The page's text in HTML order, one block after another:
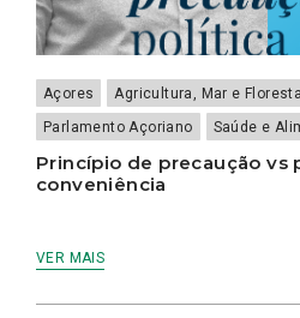
Açores Agricultura, Mar e
Parlamento Açoriano
Saúde e
Princípio de precaução vs
conveniência
VER MAIS